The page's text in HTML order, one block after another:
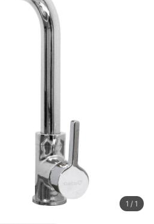
1 / 1